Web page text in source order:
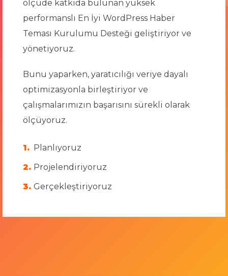
ölçüde katkıda bulunan yüksek
performanslı En İyi WordPress Haber
Teması Kurulumu Desteği geliştiriyor ve
yönetiyoruz.
Bunu yaparken, yaratıcılığı veriye dayalı
optimizasyonla birleştiriyor ve
çalışmalarımızın başarısını sürekli olarak
ölçüyoruz.
Planlıyoruz
Projelendiriyoruz
Gerçekleştiriyoruz